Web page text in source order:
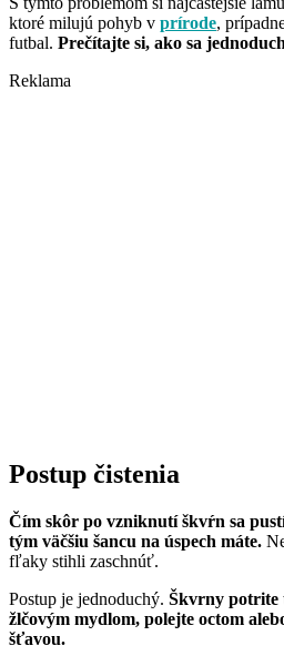
ktoré milujú pohyb v prírode,
futbal. Prečítajte si, ako sa
Reklama
Postup čistenia
Čím skôr po vzniknutí škvŕn sa
tým väčšiu šancu na úspech máte.
fľaky stihli zaschnúť.
Postup je jednoduchý. Škvrny potrite
žlčovým mydlom, polejte octom
šťavou.